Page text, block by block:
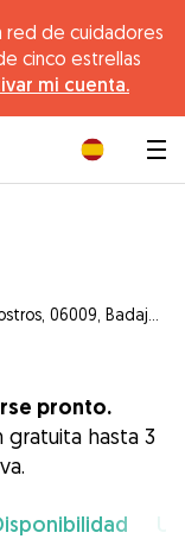
red de cuidadores
cinco estrellas
mi cuenta.
pronto.
gratuita hasta 3